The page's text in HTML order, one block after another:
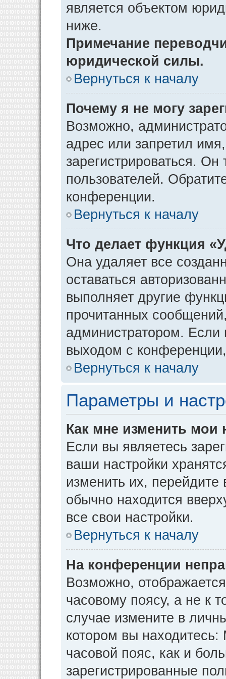
является объектом
ниже.
Примечание
юридической силы.
Вернуться к началу
Почему я не могу
Возможно,
адрес или запретил
зарегистрироваться.
пользователей.
конференции.
Вернуться к началу
Что делает функция
Она удаляет все
оставаться
выполняет другие
прочитанных
администратором. Если
выходом с
Вернуться к началу
Параметры и
Как мне изменить мои
Если вы являетесь
ваши настройки
изменить их, перейдите
обычно находится
все свои настройки.
Вернуться к началу
На конференции
Возможно,
часовому поясу, а не к
случае измените в
котором вы находитесь:
часовой пояс, как и
зарегистрированные